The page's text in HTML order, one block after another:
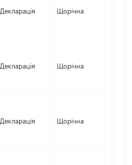
Декларація Щорічна
Декларація Щорічна
Декларація Щорічна